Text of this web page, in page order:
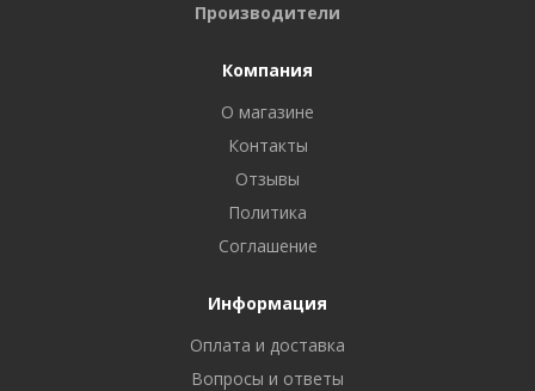
Производители
Компания
О магазине
Контакты
Отзывы
Политика
Соглашение
Информация
Оплата и доставка
Вопросы и ответы